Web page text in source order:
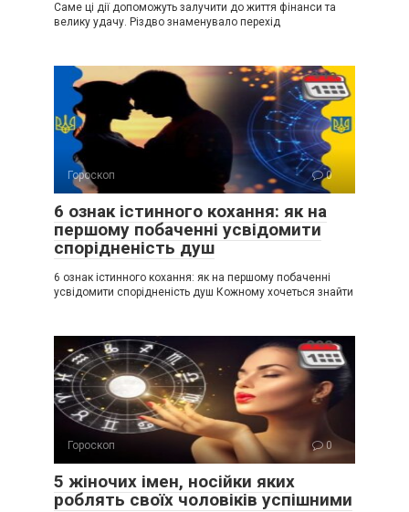
Саме ці дії допоможуть залучити до життя фінанси та
велику удачу. Різдво знаменувало перехід
Гороскоп 0
6 ознак істинного кохання: як на
першому побаченні усвідомити
спорідненість душ
6 ознак істинного кохання: як на першому побаченні
усвідомити спорідненість душ Кожному хочеться знайти
Гороскоп 0
5 жіночих імен, носійки яких
роблять своїх чоловіків успішними